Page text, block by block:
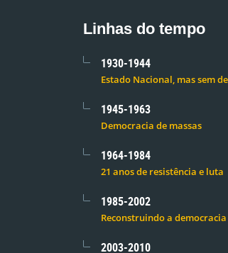
Linhas do tempo
1930-1944
Estado Nacional, mas sem
1945-1963
Democracia de massas
1964-1984
21 anos de resistência e luta
1985-2002
Reconstruindo a democracia
2003-2010